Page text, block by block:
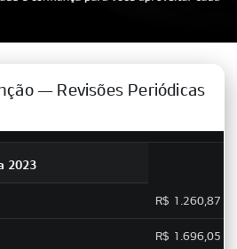
— Revisões Periódicas
2023
R$ 1.260,87
R$ 1.696,05